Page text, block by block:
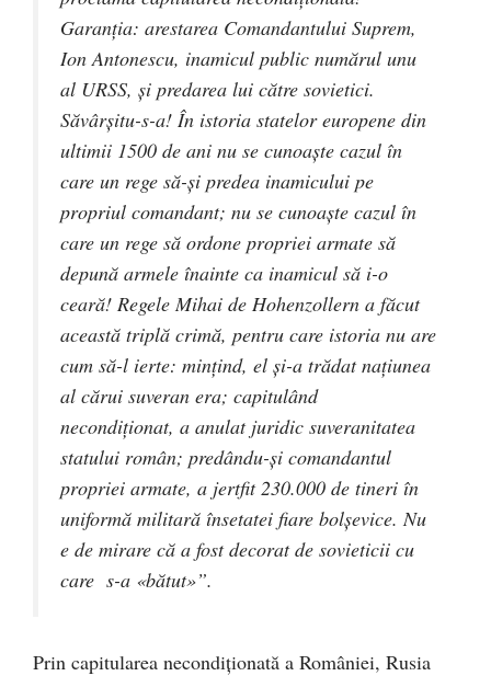
Garanţia: arestarea Comandantului Suprem,
Ion Antonescu, inamicul public numărul unu
al URSS, şi predarea lui către sovietici.
Săvârşitu-s-a! În istoria statelor europene din
ultimii 1500 de ani nu se cunoaşte cazul în
care un rege să-şi predea inamicului pe
propriul comandant; nu se cunoaşte cazul în
care un rege să ordone propriei armate să
depună armele înainte ca inamicul să i-o
ceară! Regele Mihai de Hohenzollern a făcut
această triplă crimă, pentru care istoria nu are
cum să-l ierte: minţind, el şi-a trădat naţiunea
al cărui suveran era; capitulând
necondiţionat, a anulat juridic suveranitatea
statului român; predându-şi comandantul
propriei armate, a jertfit 230.000 de tineri în
uniformă militară însetatei fiare bolşevice. Nu
e de mirare că a fost decorat de sovieticii cu
care s-a «bătut»”.
Prin capitularea necondiţionată a României, Rusia